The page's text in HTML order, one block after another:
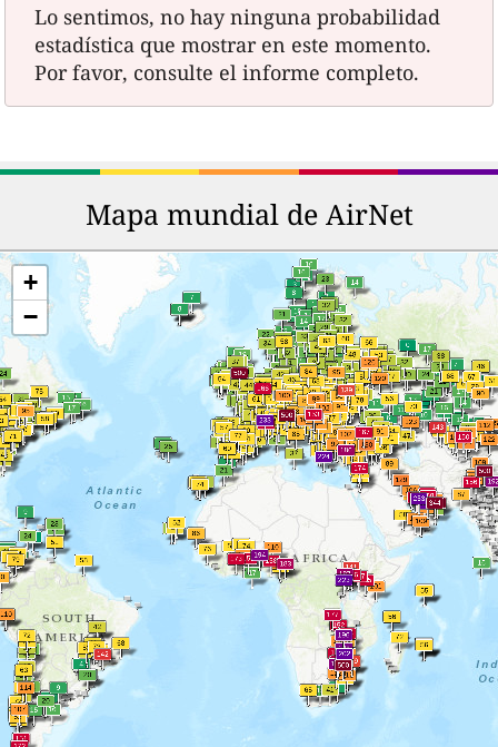
Lo sentimos, no hay ninguna probabilidad
estadística que mostrar en este momento.
Por favor, consulte el informe completo.
Mapa mundial de AirNet
+
−